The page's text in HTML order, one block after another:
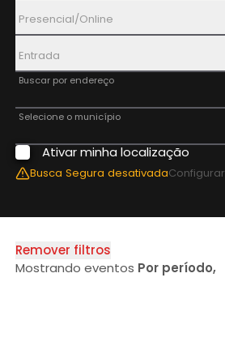
Presencial/Online
Entrada
Buscar por endereço
Selecione o município
Aplicar Filtros
Ativar minha localização
Busca Segura desativadaConfigurar
Remover filtros
Mostrando eventos Por período,